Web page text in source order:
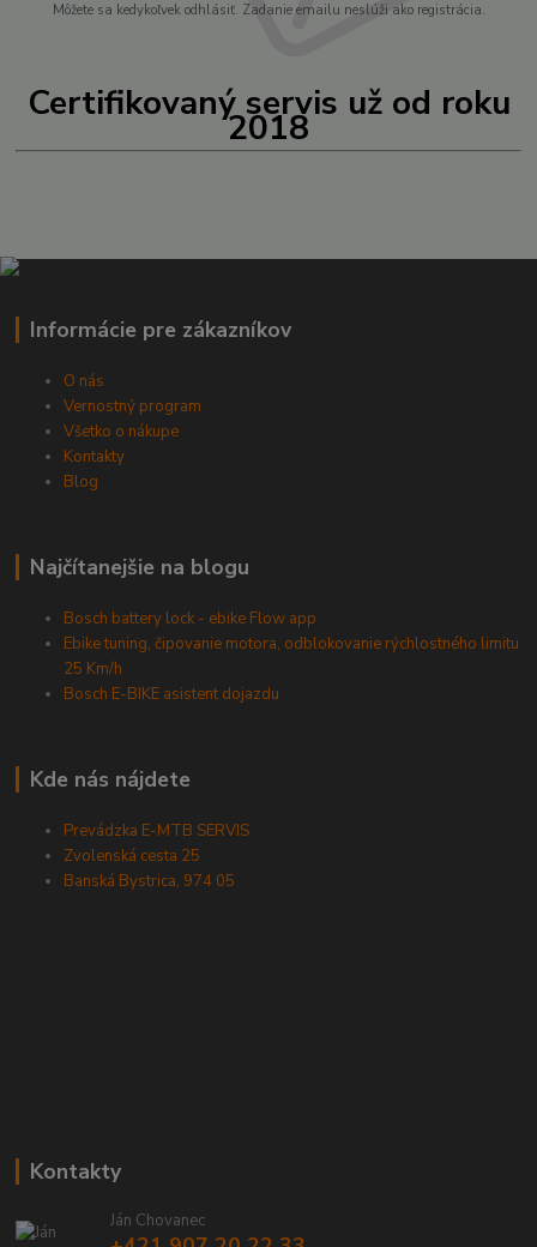
Môžete sa kedykoľvek odhlásiť. Zadanie emailu neslúži ako registrácia.
Certifikovaný servis už od roku
2018
Informácie pre zákazníkov
O nás
Vernostný program
Všetko o nákupe
Kontakty
Blog
Najčítanejšie na blogu
Bosch battery lock - ebike Flow app
Ebike tuning, čipovanie motora, odblokovanie rýchlostného limitu
25 Km/h
Bosch E-BIKE asistent dojazdu
Kde nás nájdete
Prevádzka E-MTB SERVIS
Zvolenská cesta 25
Banská Bystrica, 974 05
Kontakty
Ján Chovanec